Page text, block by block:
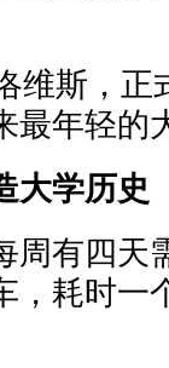
维斯，正
最年轻的
大学历史
周有四天
，耗时一